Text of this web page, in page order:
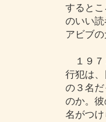
すると
のいい
アビブ
１９７
行犯は
の３名
のか。
名がつけ